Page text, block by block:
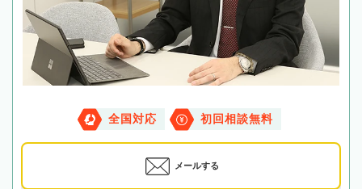
全国対応 初回相談無料
メールする